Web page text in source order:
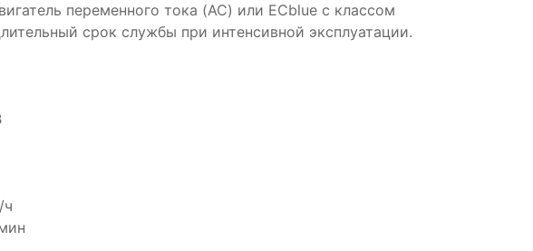
переменного тока (AC) или ECblue с классом
срок службы при интенсивной эксплуатации.
ч